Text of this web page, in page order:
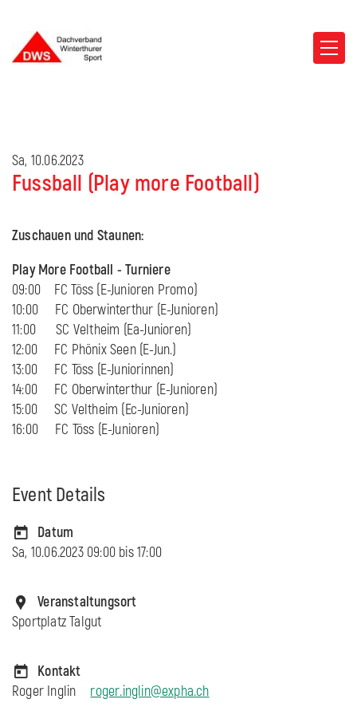
Sa, 10.06.2023
Fussball (Play more Football)
Zuschauen und Staunen:
Play More Football - Turniere
09:00 FC Töss (E-Junioren Promo)
10:00 FC Oberwinterthur (E-Junioren)
11:00 SC Veltheim (Ea-Junioren)
12:00 FC Phönix Seen (E-Jun.)
13:00 FC Töss (E-Juniorinnen)
14:00 FC Oberwinterthur (E-Junioren)
15:00 SC Veltheim (Ec-Junioren)
16:00 FC Töss (E-Junioren)
Event Details
Datum
Sa, 10.06.2023 09:00 bis17:00
Veranstaltungsort
Sportplatz Talgut
Kontakt
Roger Inglin
roger.inglin@expha.ch